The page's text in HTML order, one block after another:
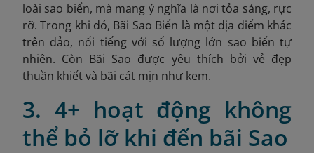
loài sao biển, mà mang ý nghĩa là nơi tỏa sáng, rực
rỡ. Trong khi đó, Bãi Sao Biển là một địa điểm khác
trên đảo, nổi tiếng với số lượng lớn sao biển tự
nhiên. Còn Bãi Sao được yêu thích bởi vẻ đẹp
thuần khiết và bãi cát mịn như kem.
3. 4+ hoạt động không
thể bỏ lỡ khi đến bãi Sao